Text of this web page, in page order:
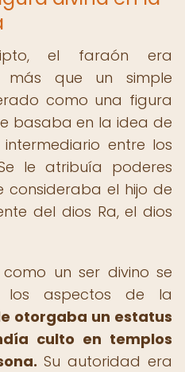
el faraón era
más que un simple
como una figura
basaba en la idea de
entre los
le atribuía poderes
consideraba el hijo de
del dios Ra, el dios
un ser divino se
los aspectos de la
otorgaba un estatus
culto en templos
Su autoridad era